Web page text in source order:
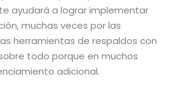
ayudará a lograr implementar
muchas veces por las
herramientas de respaldos con
todo porque en muchos
adicional.